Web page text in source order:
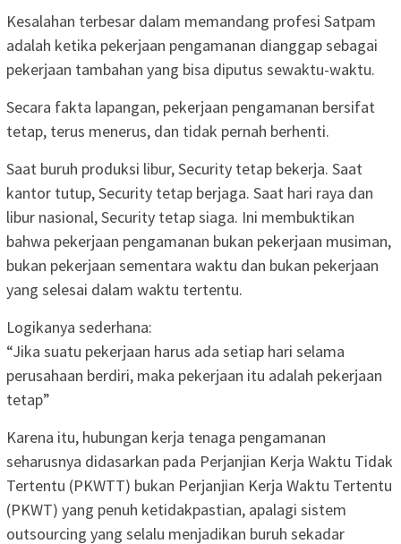
Kesalahan terbesar dalam memandang profesi Satpam
adalah ketika pekerjaan pengamanan dianggap sebagai
pekerjaan tambahan yang bisa diputus sewaktu-waktu.
Secara fakta lapangan, pekerjaan pengamanan bersifat
tetap, terus menerus, dan tidak pernah berhenti.
Saat buruh produksi libur, Security tetap bekerja. Saat
kantor tutup, Security tetap berjaga. Saat hari raya dan
libur nasional, Security tetap siaga. Ini membuktikan
bahwa pekerjaan pengamanan bukan pekerjaan musiman,
bukan pekerjaan sementara waktu dan bukan pekerjaan
yang selesai dalam waktu tertentu.
Logikanya sederhana:
“Jika suatu pekerjaan harus ada setiap hari selama
perusahaan berdiri, maka pekerjaan itu adalah pekerjaan
tetap”
Karena itu, hubungan kerja tenaga pengamanan
seharusnya didasarkan pada Perjanjian Kerja Waktu Tidak
Tertentu (PKWTT) bukan Perjanjian Kerja Waktu Tertentu
(PKWT) yang penuh ketidakpastian, apalagi sistem
outsourcing yang selalu menjadikan buruh sekadar